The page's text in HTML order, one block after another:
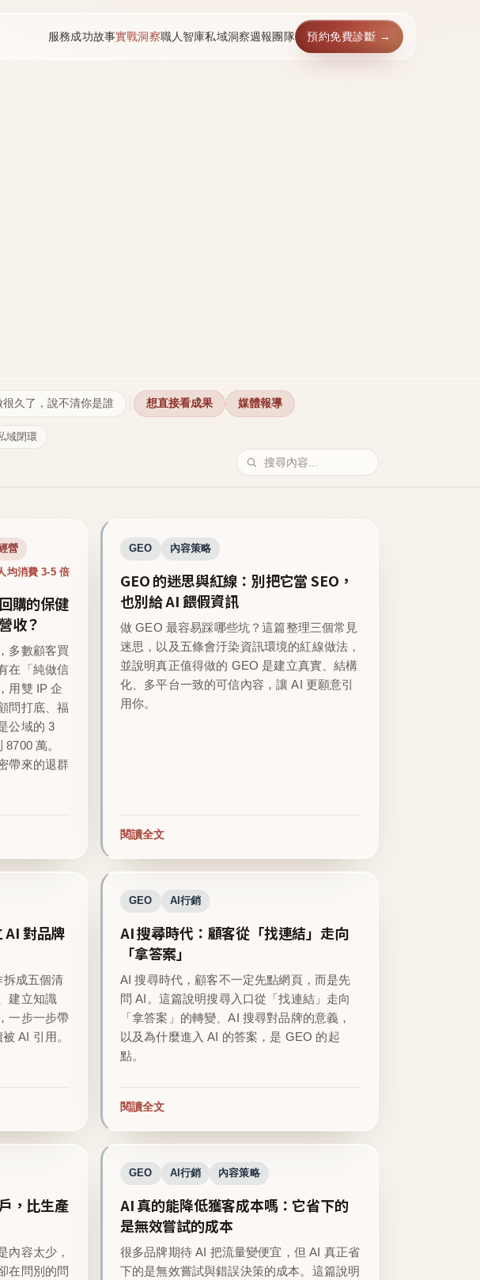
服務成功故事實戰洞察職人智庫私域洞察週報團隊 預約免費診斷 →
很久了，說不清你是誰 想直接看成果 媒體報導
域閉環
營
均消費 3-5 倍
購的保健
收？
多數顧客買
在「純做信
用雙 IP 企
問打底、福
公域的 3
萬。
帶來的退群
GEO 內容策略
GEO 的迷思與紅線：別把它當 SEO，
也別給 AI 餵假資訊
做 GEO 最容易踩哪些坑？這篇整理三個常見
迷思，以及五條會汙染資訊環境的紅線做法，
並說明真正值得做的 GEO 是建立真實、結構
化、多平台一致的可信內容，讓 AI 更願意引
用你。
閱讀全文
AI 對品牌
成五個清
建立知識
一步一步帶
AI 引用。
GEO AI行銷
AI 搜尋時代：顧客從「找連結」走向
「拿答案」
AI 搜尋時代，顧客不一定先點網頁，而是先
問 AI。這篇說明搜尋入口從「找連結」走向
「拿答案」的轉變、AI 搜尋對品牌的意義，
以及為什麼進入 AI 的答案，是 GEO 的起
點。
閱讀全文
，比生產
內容太少，
在問別的問
GEO AI行銷 內容策略
AI 真的能降低獲客成本嗎：它省下的
是無效嘗試的成本
很多品牌期待 AI 把流量變便宜，但 AI 真正省
下的是無效嘗試與錯誤決策的成本。這篇說明